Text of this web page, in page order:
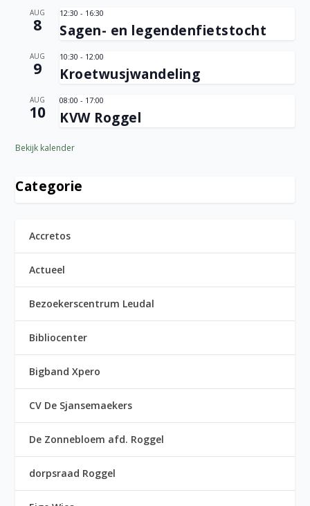
AUG
8
12:30 - 16:30
Sagen- en legendenfietstocht
AUG
9
10:30 - 12:00
Kroetwusjwandeling
AUG
10
08:00 - 17:00
KVW Roggel
Bekijk kalender
Categorie
Accretos
Actueel
Bezoekerscentrum Leudal
Bibliocenter
Bigband Xpero
CV De Sjansemaekers
De Zonnebloem afd. Roggel
dorpsraad Roggel